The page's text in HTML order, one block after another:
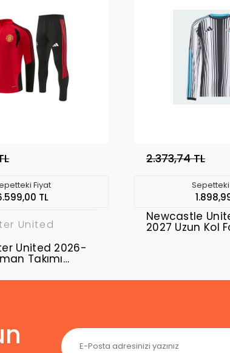
Fiyat
TL
United
United 2026-
Takımı
2.373,74 TL
Sepetteki
Newcastle
2027 Uzun Kol